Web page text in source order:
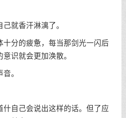
就香汗淋漓了。
分的疲惫，每当那剑光一闪后
识就会更加涣散。
。
自己会说出这样的话。但了应